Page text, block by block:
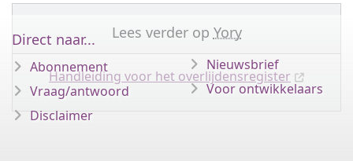
Lees verder op Yory
Handleiding voor het overlijdensregister
Direct naar...
Abonnement
Vraag/antwoord
Disclaimer
Nieuwsbrief
Voor ontwikkelaars